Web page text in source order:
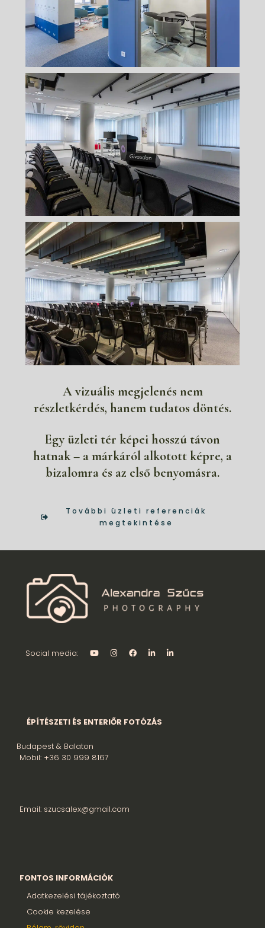
A vizuális megjelenés nem
részletkérdés, hanem tudatos döntés.
Egy üzleti tér képei hosszú távon
hatnak – a márkáról alkotott képre, a
bizalomra és az első benyomásra.
További üzleti referenciák
megtekintése
Social media:
ÉPÍTÉSZETI ÉS ENTERIŐR FOTÓZÁS
Budapest & Balaton
Mobil: +36 30 999 8167
Email: szucsalex@gmail.com
FONTOS INFORMÁCIÓK
Adatkezelési tájékoztató
Cookie kezelése